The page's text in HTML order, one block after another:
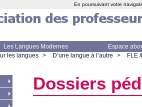
Les Langues Modernes
Espace
les langues > D’une langue à l’autre > FLE
Dossiers
En poursuivant votre